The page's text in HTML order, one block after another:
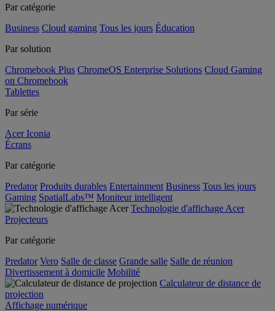
Par catégorie
Business Cloud gaming Tous les jours Éducation
Par solution
Chromebook Plus ChromeOS Enterprise Solutions Cloud Gaming
on Chromebook
Tablettes
Par série
Acer Iconia
Écrans
Par catégorie
Predator Produits durables Entertainment Business Tous les jours
Gaming SpatialLabs™ Moniteur intelligent
Technologie d'affichage Acer
Projecteurs
Par catégorie
Predator Vero Salle de classe Grande salle Salle de réunion
Divertissement à domicile Mobilité
Calculateur de distance de
projection
Affichage numérique